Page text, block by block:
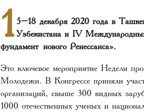
15–18 декабря 2020 года в
Узбекистана и IV Международный
фундамент нового Ренессанса».
Это ключевое мероприятие Недели
Молодежи. В Конгрессе приняли
организаций, свыше 300 видных
1000 отечественных ученых и